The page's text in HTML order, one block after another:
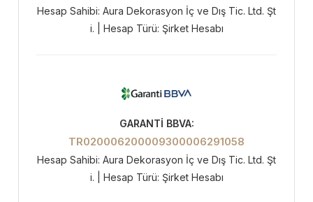
Hesap Sahibi: Aura Dekorasyon İç ve Dış Tic. Ltd. Şt
i. | Hesap Türü: Şirket Hesabı
GARANTİ BBVA:
TR020006200009300006291058
Hesap Sahibi: Aura Dekorasyon İç ve Dış Tic. Ltd. Şt
i. | Hesap Türü: Şirket Hesabı